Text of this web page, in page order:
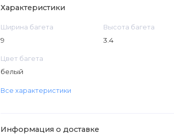
Характеристики
Ширина багета
9
Высота багета
3.4
Цвет багета
белый
Все характеристики
Информация о доставке